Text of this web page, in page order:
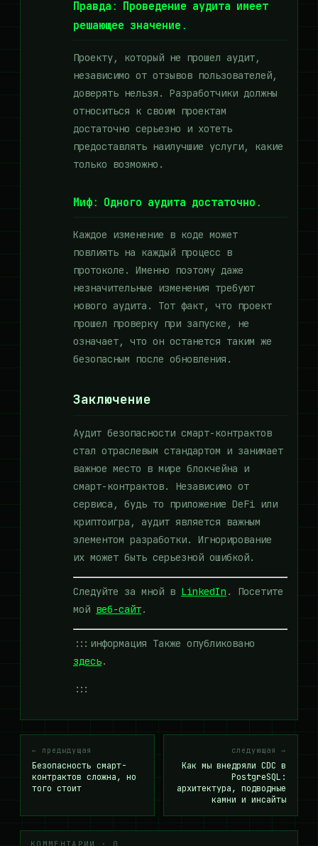
Правда:
Проведение аудита имеет
решающее значение.
Проекту, который не прошел аудит,
независимо от отзывов пользователей,
доверять нельзя. Разработчики должны
относиться к своим проектам
достаточно серьезно и хотеть
предоставлять наилучшие услуги, какие
только возможно.
Миф: Одного аудита достаточно.
Каждое изменение в коде может
повлиять на каждый процесс в
протоколе. Именно поэтому даже
незначительные изменения требуют
нового аудита. Тот факт, что проект
прошел проверку при запуске, не
означает, что он останется таким же
безопасным после обновления.
Заключение
Аудит безопасности смарт-контрактов
стал отраслевым стандартом и занимает
важное место в мире блокчейна и
смарт-контрактов. Независимо от
сервиса, будь то приложение DeFi или
криптоигра, аудит является важным
элементом разработки. Игнорирование
их может быть серьезной ошибкой.
Следуйте за мной в LinkedIn . Посетите
мой веб-сайт.
:::информация Также опубликовано
здесь.
:::
← предыдущая
Безопасность смарт-
контрактов сложна, но
того стоит
следующая →
Как мы внедряли CDC в
PostgreSQL:
архитектура, подводные
камни и инсайты
КОММЕНТАРИИ · 0